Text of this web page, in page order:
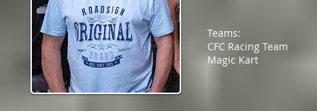
Teams:
CFC Racing Team
Magic Kart